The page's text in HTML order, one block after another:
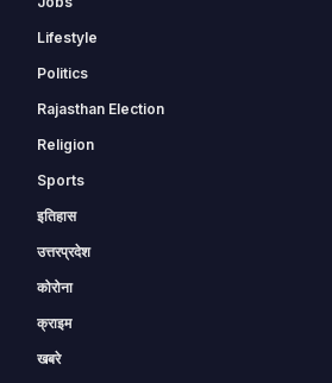
Lifestyle
Politics
Rajasthan Election
Religion
Sports
इतिहास
उत्तरप्रदेश
कोरोना
क्राइम
खबरे